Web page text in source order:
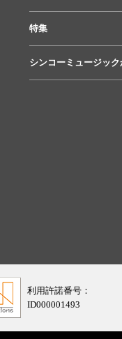
特集
シンコーミュージッ
利用許諾番号：
ID000001493